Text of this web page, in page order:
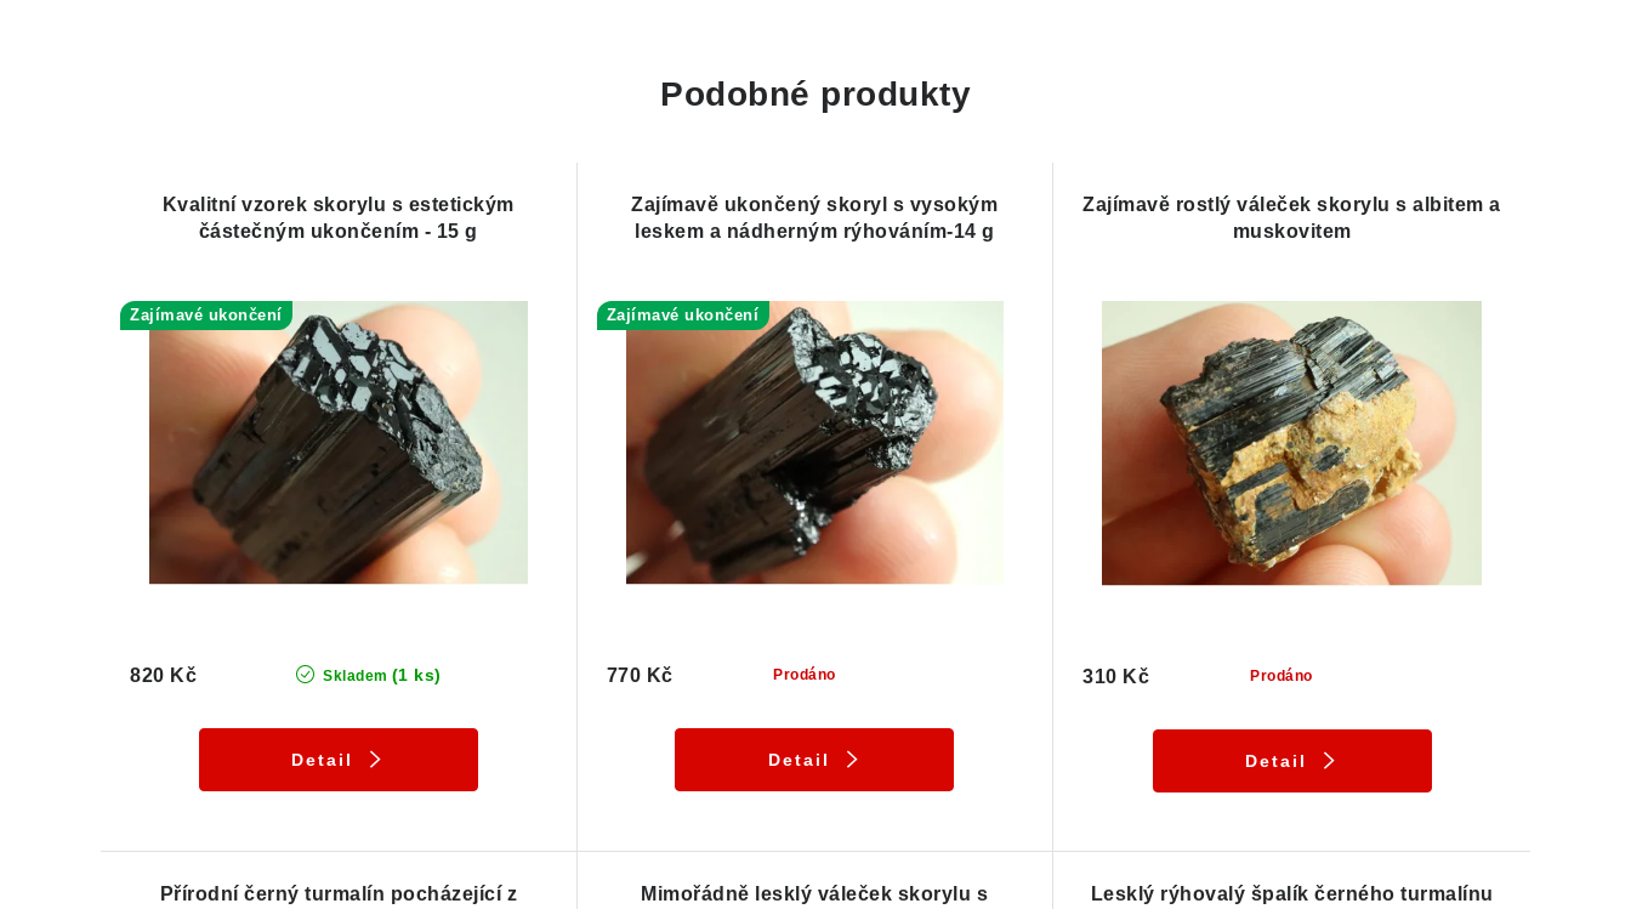
Podobné produkty
Kvalitní vzorek skorylu s estetickým
částečným ukončením - 15 g
Zajímavé ukončení
Skladem (1 ks)
820 Kč
Detail
Zajímavě ukončený skoryl s vysokým
leskem a nádherným rýhováním-14 g
Zajímavé ukončení
Prodáno
770 Kč
Detail
Zajímavě rostlý váleček skorylu s albitem a
muskovitem
Prodáno
310 Kč
Detail
Přírodní černý turmalín pocházející z
Mimořádně lesklý váleček skorylu s
Lesklý rýhovalý špalík černého turmalínu